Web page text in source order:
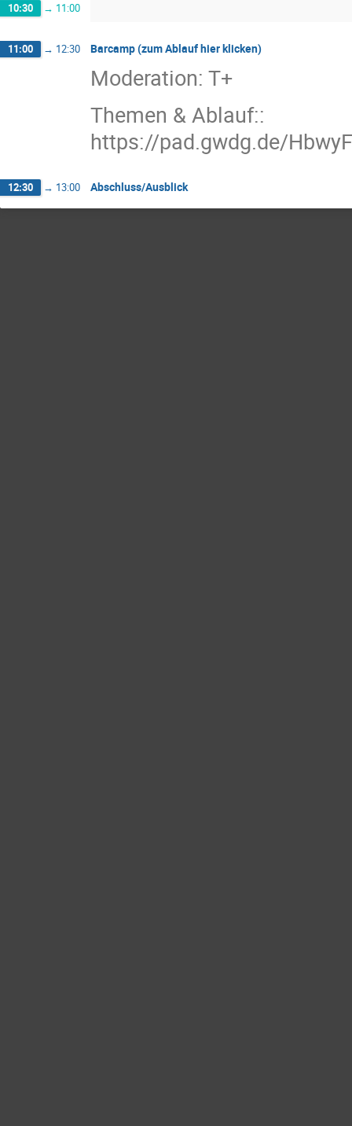
10:30 → 11:00
11:00 → 12:30 Barcamp (zum Ablauf hier klicken)
Moderation: T+
Themen & Ablauf::
https://pad.gwdg.de/
12:30 → 13:00 Abschluss/Ausblick